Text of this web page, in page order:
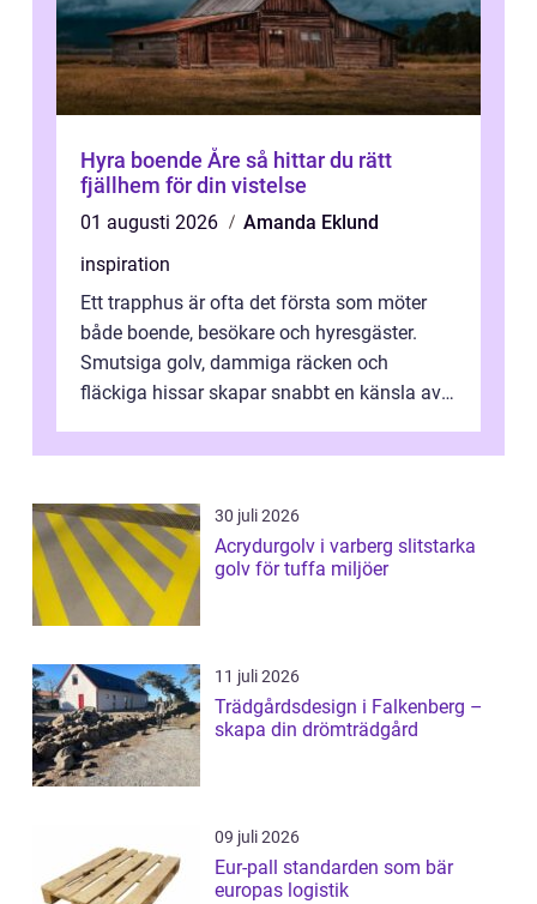
Hyra boende Åre så hittar du rätt
fjällhem för din vistelse
01 augusti 2026
Amanda Eklund
inspiration
Ett trapphus är ofta det första som möter
både boende, besökare och hyresgäster.
Smutsiga golv, dammiga räcken och
fläckiga hissar skapar snabbt en känsla av
omtan...
30 juli 2026
Acrydurgolv i varberg slitstarka
golv för tuffa miljöer
11 juli 2026
Trädgårdsdesign i Falkenberg –
skapa din drömträdgård
09 juli 2026
Eur-pall standarden som bär
europas logistik